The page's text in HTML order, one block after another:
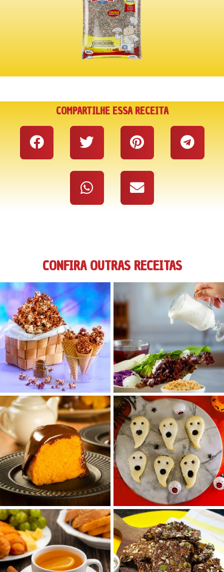
COMPARTILHE ESSA RECEITA
CONFIRA OUTRAS RECEITAS